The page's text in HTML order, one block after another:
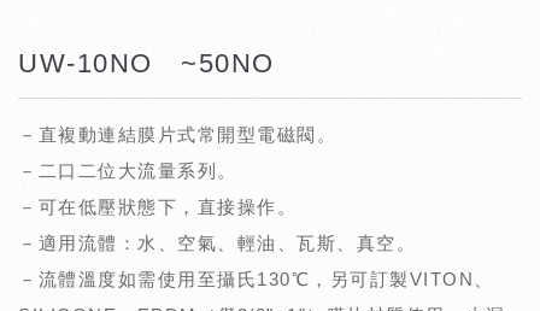
UW-10NO ~50NO
－直複動連結膜片式常開型電磁閥。
－二口二位大流量系列。
－可在低壓狀態下，直接操作。
－適用流體：水、空氣、輕油、瓦斯、真空。
－流體溫度如需使用至攝氏130℃，另可訂製VITON、